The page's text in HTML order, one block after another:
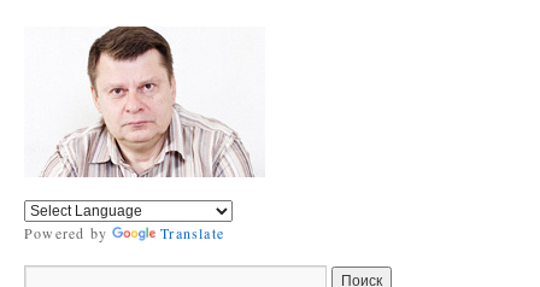
Powered by Translate